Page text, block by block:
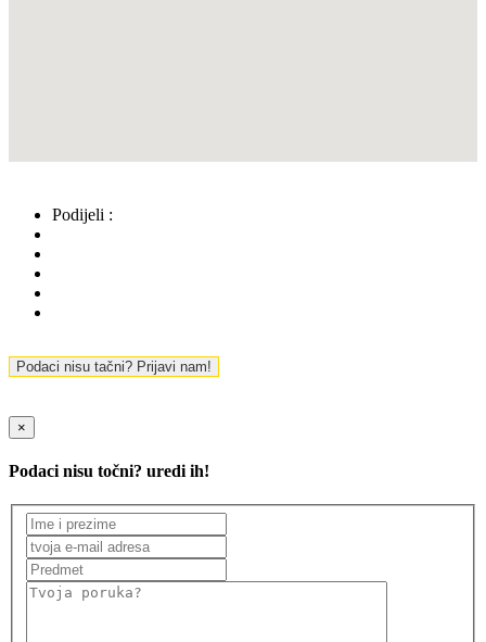
Podijeli :
Podaci nisu tačni? Prijavi nam!
×
Podaci nisu točni? uredi ih!